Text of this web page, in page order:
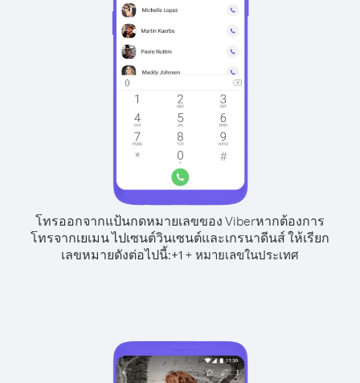
โทรออกจากแป้นกดหมายเลขของ Viberหากต้องการ
โทรจากเยเมน ไปเซนต์วินเซนต์และเกรนาดีนส์ ให้เรียก
เลขหมายดังต่อไปนี้:+1 + หมายเลขในประเทศ